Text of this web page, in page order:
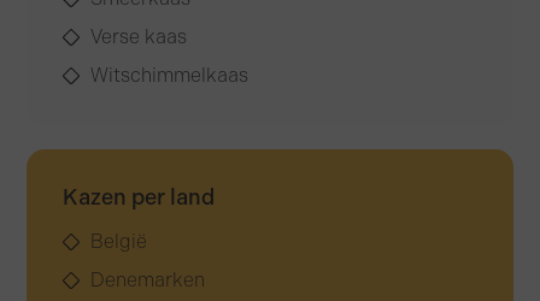
Verse kaas
Witschimmelkaas
Kazen per land
België
Denemarken